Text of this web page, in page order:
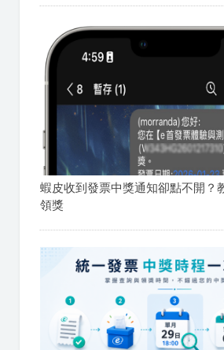
蝦皮收到發票中獎通知卻點不開？
領獎